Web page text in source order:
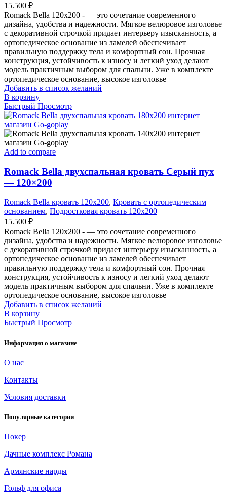
15.500 ₽
Romack Bella 120x200 - — это сочетание современного
дизайна, удобства и надежности. Мягкое велюровое изголовье
с декоративной строчкой придает интерьеру изысканность, а
ортопедическое основание из ламелей обеспечивает
правильную поддержку тела и комфортный сон. Прочная
конструкция, устойчивость к износу и легкий уход делают
модель практичным выбором для спальни. Уже в комплекте
ортопедическое основание, высокое изголовье
Добавить в список желаний
В корзину
Быстрый Просмотр
Add to compare
Romack Bella двухспальная кровать Серый пух
— 120×200
Romack Bella кровать 120x200, Кровать с ортопедическим
основанием, Подростковая кровать 120x200
15.500 ₽
Romack Bella 120x200 - — это сочетание современного
дизайна, удобства и надежности. Мягкое велюровое изголовье
с декоративной строчкой придает интерьеру изысканность, а
ортопедическое основание из ламелей обеспечивает
правильную поддержку тела и комфортный сон. Прочная
конструкция, устойчивость к износу и легкий уход делают
модель практичным выбором для спальни. Уже в комплекте
ортопедическое основание, высокое изголовье
Добавить в список желаний
В корзину
Быстрый Просмотр
Информация о магазине
О нас
Контакты
Условия доставки
Популярные категории
Покер
Дачные комплекс Романа
Армянские нарды
Гольф для офиса